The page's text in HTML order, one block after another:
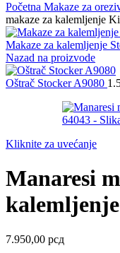
Početna Makaze za
makaze za kalemljenje
Makaze za kalemljenje
Nazad na proizvode
Oštrač Stocker A9080
Kliknite za uvećanje
Manaresi
7.950,00 рсд